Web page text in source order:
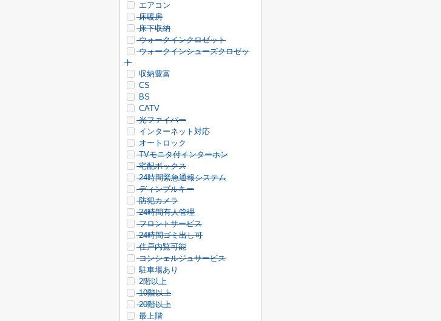
エアコン
床暖房
床下収納
ウォークインクロゼット
ウォークインシューズクロゼッ
ト
収納豊富
CS
BS
CATV
光ファイバー
インターネット対応
オートロック
TVモニタ付インターホン
宅配ボックス
24時間緊急通報システム
ディンプルキー
防犯カメラ
24時間有人管理
フロントサービス
24時間ゴミ出し可
住戸内覧可能
コンシェルジュサービス
駐車場あり
2階以上
10階以上
20階以上
最上階